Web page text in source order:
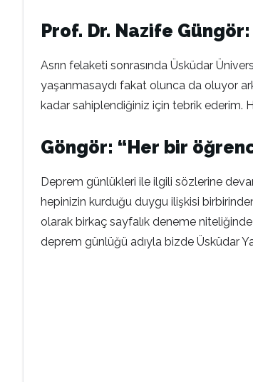
Prof. Dr. Nazife
Asrın felaketi sonrasında Üsküdar
yaşanmasaydı fakat olunca da oluyor
kadar sahiplendiğiniz için tebrik ederim.
Göngör: “Her bir
Deprem günlükleri ile ilgili sözlerine
hepinizin kurduğu duygu ilişkisi
olarak birkaç sayfalık deneme
deprem günlüğü adıyla bizde Üsküdar